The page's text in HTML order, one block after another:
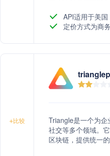
API适用于美国
定价方式为商
+比较
Triangle是一个为
社交等多个领域。
区块链，提供统一